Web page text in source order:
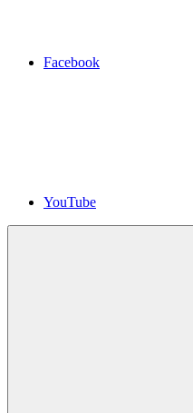
Facebook
YouTube